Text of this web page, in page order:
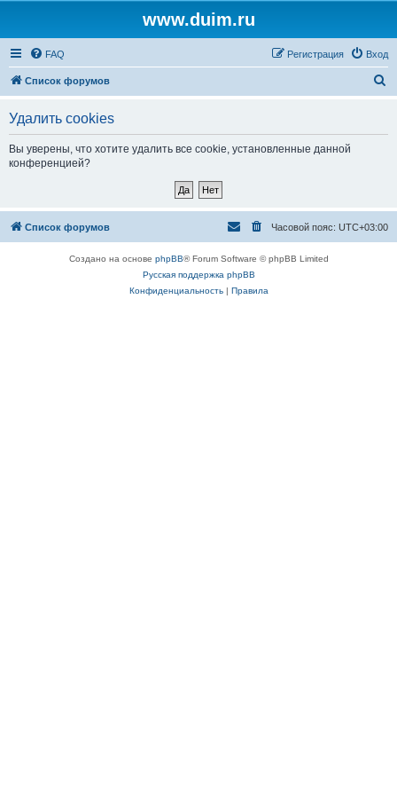
www.duim.ru
FAQ Вход
Регистрация
Список форумов
Удалить cookies
Вы уверены, что хотите удалить все cookie, установленные данной
конференцией?
Список форумов Часовой пояс: UTC+03:00
Создано на основе phpBB® Forum Software © phpBB Limited
Русская поддержка phpBB
Конфиденциальность| Правила